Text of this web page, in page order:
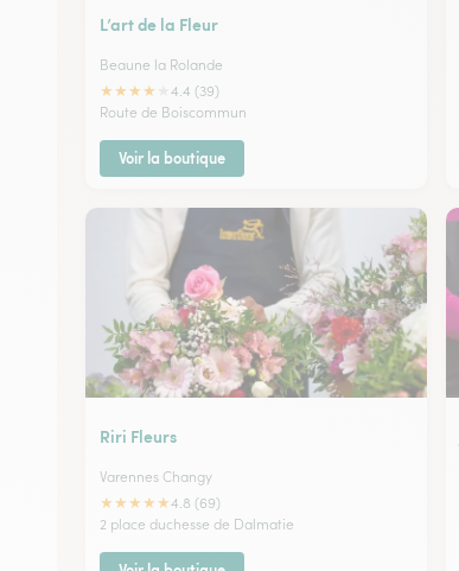
L’art de la Fleur
Beaune la Rolande
★★★★
4.4 (39)
Route de Boiscommun
Voir la boutique
Riri Fleurs
Varennes Changy
★★★★★4.8 (69)
2 place duchesse de Dalmatie